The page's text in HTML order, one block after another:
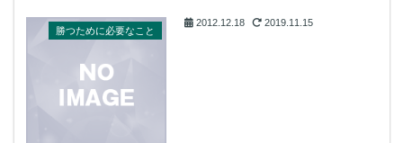
勝つために必要なこと
2012.12.18 2019.11.15